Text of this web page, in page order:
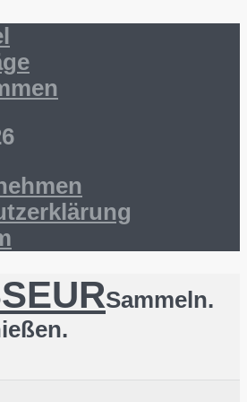
Sammeln.